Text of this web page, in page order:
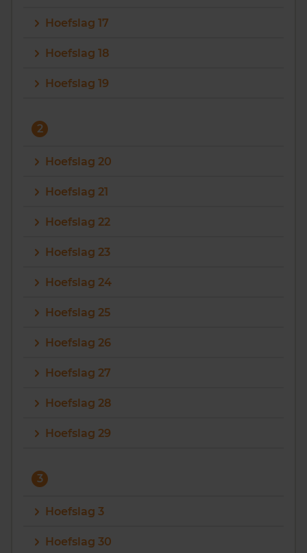
Hoefslag 17
Hoefslag 18
Hoefslag 19
2
Hoefslag 20
Hoefslag 21
Hoefslag 22
Hoefslag 23
Hoefslag 24
Hoefslag 25
Hoefslag 26
Hoefslag 27
Hoefslag 28
Hoefslag 29
3
Hoefslag 3
Hoefslag 30